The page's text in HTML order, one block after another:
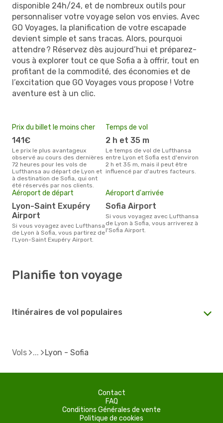
disponible 24h/24, et de nombreux outils pour
personnaliser votre voyage selon vos envies. Avec
GO Voyages, la planification de votre escapade
devient simple et sans tracas. Alors, pourquoi
attendre ? Réservez dès aujourd’hui et préparez-
vous à explorer tout ce que Sofia a à offrir, tout en
profitant de la commodité, des économies et de
l’excitation que GO Voyages vous propose ! Votre
aventure est à un clic.
Prix du billet le moins cher
141€
Le prix le plus avantageux
observé au cours des dernières
72 heures pour les vols de
Lufthansa au départ de Lyon et
à destination de Sofia, qui ont
été réservés par nos clients.
Temps de vol
2 h et 35 m
Le temps de vol de Lufthansa
entre Lyon et Sofia est d'environ
2 h et 35 m, mais il peut être
influencé par d'autres facteurs.
Aéroport de départ
Lyon-Saint Exupéry
Airport
Si vous voyagez avec Lufthansa
de Lyon à Sofia, vous partirez de
l'Lyon-Saint Exupéry Airport.
Aéroport d'arrivée
Sofia Airport
Si vous voyagez avec Lufthansa
de Lyon à Sofia, vous arriverez à
l'Sofia Airport.
Planifie ton voyage
Itinéraires de vol populaires
Vols Lyon - Sofia
Contact
FAQ
Conditions Générales de vente
Politique de cookies